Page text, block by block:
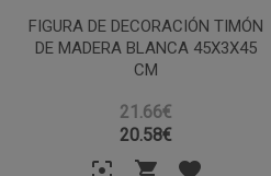
FIGURA DE DECORACIÓN TIMÓN
DE MADERA BLANCA 45X3X45
CM
21.66€
20.58€